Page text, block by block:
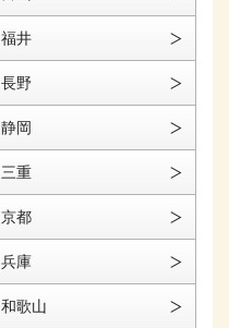
福井
長野
静岡
三重
京都
兵庫
和歌山